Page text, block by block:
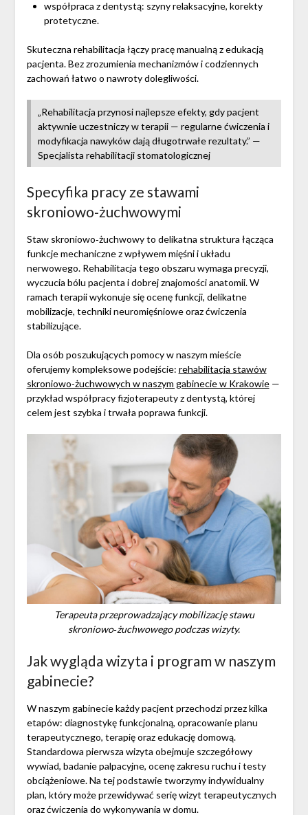
współpraca z dentystą: szyny relaksacyjne, korekty
protetyczne.
Skuteczna rehabilitacja łączy pracę manualną z edukacją
pacjenta. Bez zrozumienia mechanizmów i codziennych
zachowań łatwo o nawroty dolegliwości.
„Rehabilitacja przynosi najlepsze efekty, gdy pacjent
aktywnie uczestniczy w terapii — regularne ćwiczenia i
modyfikacja nawyków dają długotrwałe rezultaty.” —
Specjalista rehabilitacji stomatologicznej
Specyfika pracy ze stawami
skroniowo‑żuchwowymi
Staw skroniowo‑żuchwowy to delikatna struktura łącząca
funkcje mechaniczne z wpływem mięśni i układu
nerwowego. Rehabilitacja tego obszaru wymaga precyzji,
wyczucia bólu pacjenta i dobrej znajomości anatomii. W
ramach terapii wykonuje się ocenę funkcji, delikatne
mobilizacje, techniki neuromięśniowe oraz ćwiczenia
stabilizujące.
Dla osób poszukujących pomocy w naszym mieście
oferujemy kompleksowe podejście: rehabilitacja stawów
skroniowo‑żuchwowych w naszym gabinecie w Krakowie—
przykład współpracy fizjoterapeuty z dentystą, której
celem jest szybka i trwała poprawa funkcji.
Terapeuta przeprowadzający mobilizację stawu
skroniowo‑żuchwowego podczas wizyty.
Jak wygląda wizyta i program w naszym
gabinecie?
W naszym gabinecie każdy pacjent przechodzi przez kilka
etapów: diagnostykę funkcjonalną, opracowanie planu
terapeutycznego, terapię oraz edukację domową.
Standardowa pierwsza wizyta obejmuje szczegółowy
wywiad, badanie palpacyjne, ocenę zakresu ruchu i testy
obciążeniowe. Na tej podstawie tworzymy indywidualny
plan, który może przewidywać serię wizyt terapeutycznych
oraz ćwiczenia do wykonywania w domu.